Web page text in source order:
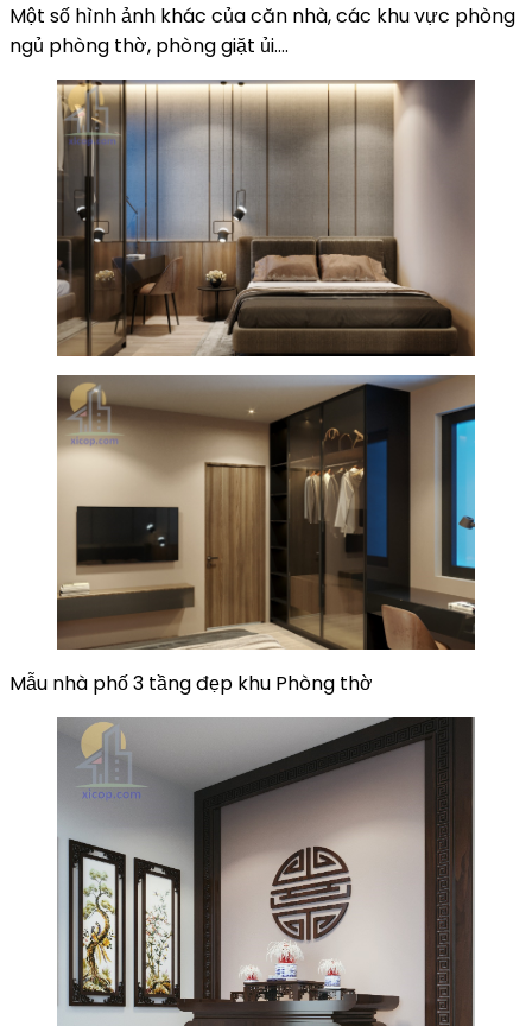
Một số hình ảnh khác của căn nhà, các khu vực phòng
ngủ phòng thờ, phòng giặt ủi….
Mẫu nhà phố 3 tầng đẹp khu Phòng thờ